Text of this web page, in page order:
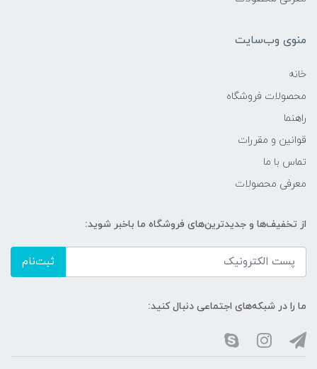
منوی وب‌سایت
خانه
محصولات فروشگاه
راهنما
قوانین و مقررات
تماس با ما
معرفی محصولات
از تخفیف‌ها و جدیدترین‌های فروشگاه ما باخبر شوید:
ثبت‌نام
ما را در شبکه‌های اجتماعی دنبال کنید: